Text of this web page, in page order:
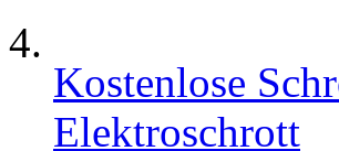
Kostenlose
Elektroschrott